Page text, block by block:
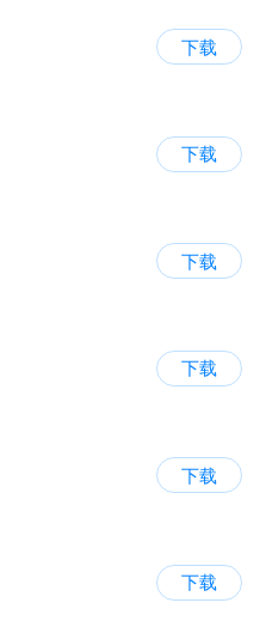
下载
下载
下载
下载
下载
下载